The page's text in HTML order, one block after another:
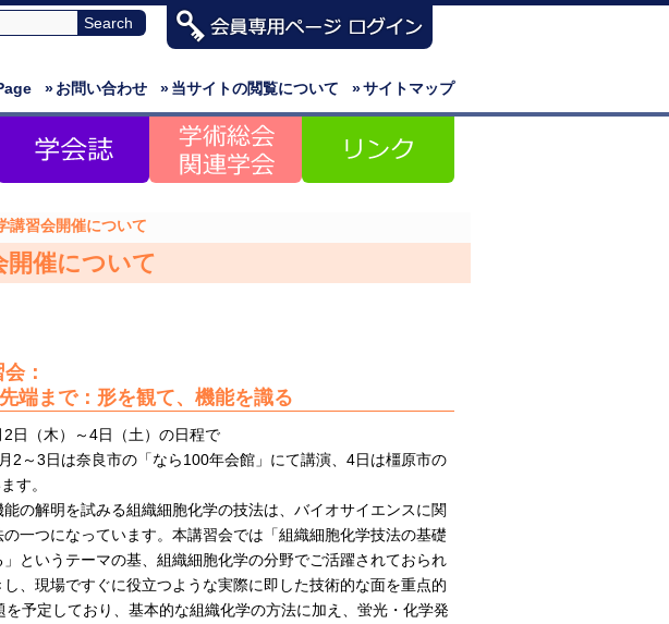
»サイトマップ
»当サイトの閲覧について
»お問い合わせ
講習会開催について
開催について
：
端まで：形を観て、機能を識る
日（木）～4日（土）の日程で
2～3日は奈良市の「なら100年会館」にて講演、4日は橿原市の
す。
の解明を試みる組織細胞化学の技法は、バイオサイエンスに関
一つになっています。本講習会では「組織細胞化学技法の基礎
というテーマの基、組織細胞化学の分野でご活躍されておられ
、現場ですぐに役立つような実際に即した技術的な面を重点的
予定しており、基本的な組織化学の方法に加え、蛍光・化学発